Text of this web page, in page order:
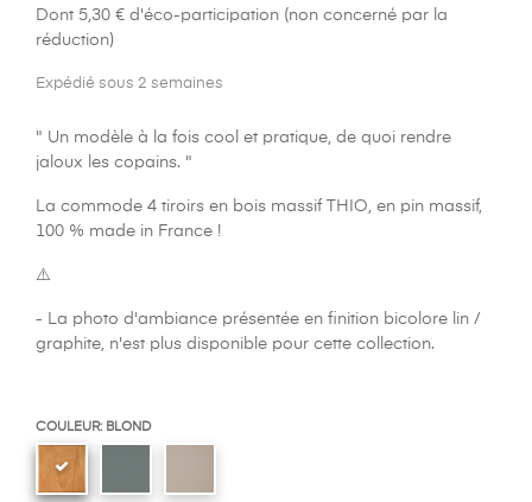
Dont 5,30 € d'éco-participation (non concerné par la
réduction)
Expédié sous 2 semaines
" Un modèle à la fois cool et pratique, de quoi rendre
jaloux les copains. "
La commode 4 tiroirs en bois massif THIO, en pin massif,
100 % made in France !
⚠️
- La photo d'ambiance présentée en finition bicolore lin /
graphite, n'est plus disponible pour cette collection.
COULEUR: BLOND